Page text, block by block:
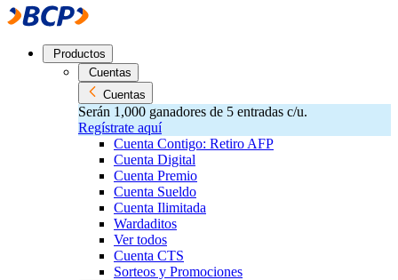
Productos
Cuentas
Cuentas
Serán 1,000 ganadores de 5 entradas c/u.
Regístrate aquí
Cuenta Contigo: Retiro AFP
Cuenta Digital
Cuenta Premio
Cuenta Sueldo
Cuenta Ilimitada
Wardaditos
Ver todos
Cuenta CTS
Sorteos y Promociones